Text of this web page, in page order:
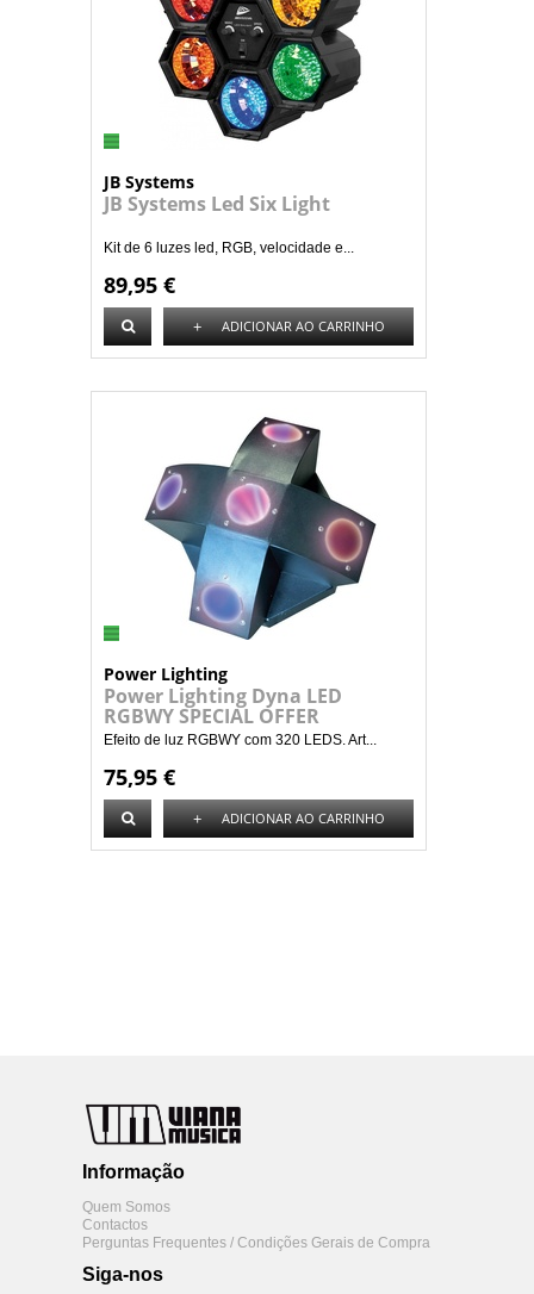
JB Systems
JB Systems Led Six Light
Kit de 6 luzes led, RGB, velocidade e...
89,95 €
+ ADICIONAR AO CARRINHO
Power Lighting
Power Lighting Dyna LED
RGBWY SPECIAL OFFER
Efeito de luz RGBWY com 320 LEDS. Art...
75,95 €
+ ADICIONAR AO CARRINHO
Informação
Quem Somos
Contactos
Perguntas Frequentes / Condições Gerais de Compra
Siga-nos